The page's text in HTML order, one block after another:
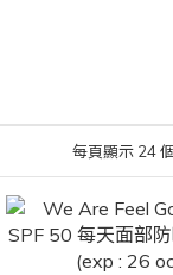
每頁顯示 24